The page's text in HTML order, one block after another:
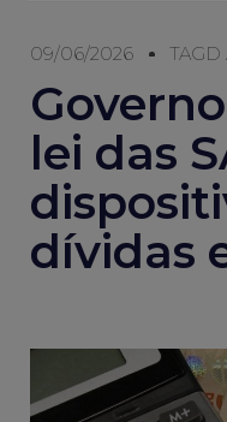
09/06/2026
lei das
dívidas